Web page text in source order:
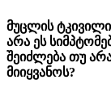
მუცლის ტკივილი
არა ეს
შეიძლება თუ
მიიყვანოს?